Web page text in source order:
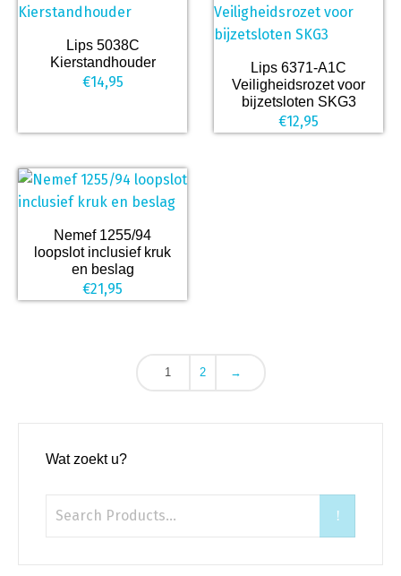
Lips 5038C
Kierstandhouder
€14,95
Lips 6371-A1C
Veiligheidsrozet voor
bijzetsloten SKG3
€12,95
Nemef 1255/94
loopslot inclusief kruk
en beslag
€21,95
1 2 →
Wat zoekt u?